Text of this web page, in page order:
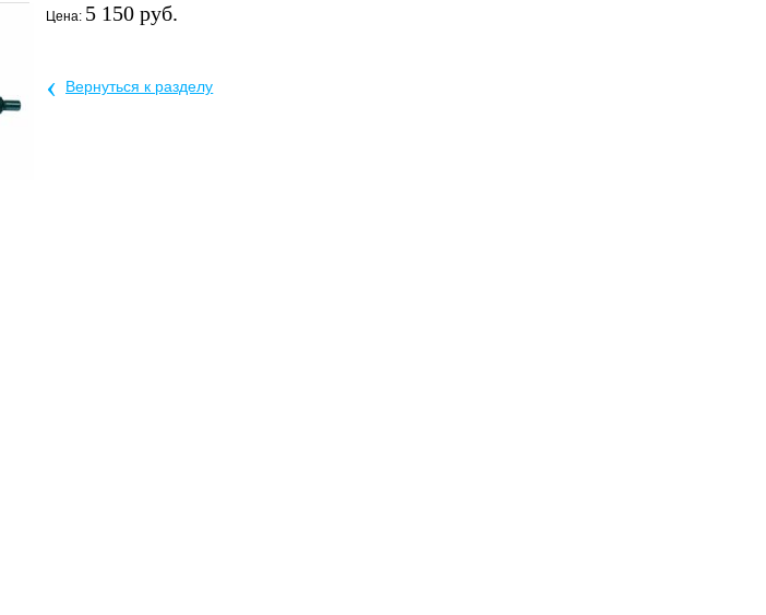
Цена: 5 150 руб.
‹ Вернуться к разделу